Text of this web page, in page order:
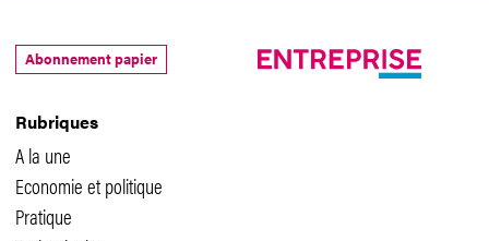
Rubriques
A la une
Economie et politique
Pratique
Abonnement papier